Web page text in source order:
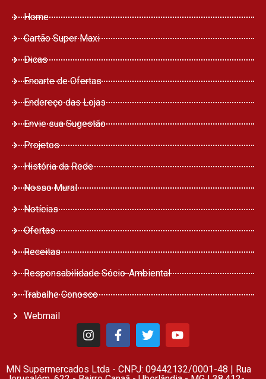
Home
Cartão Super Maxi
Dicas
Encarte de Ofertas
Endereço das Lojas
Envie sua Sugestão
Projetos
História da Rede
Nosso Mural
Notícias
Ofertas
Receitas
Responsabilidade Sócio-Ambiental
Trabalhe Conosco
Webmail
MN Supermercados Ltda - CNPJ: 09442132/0001-48 | Rua